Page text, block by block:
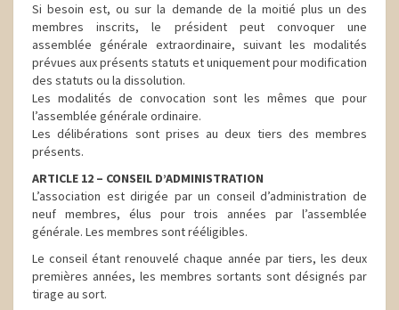
Si besoin est, ou sur la demande de la moitié plus un des
membres inscrits, le président peut convoquer une
assemblée générale extraordinaire, suivant les modalités
prévues aux présents statuts et uniquement pour modification
des statuts ou la dissolution.
Les modalités de convocation sont les mêmes que pour
l’assemblée générale ordinaire.
Les délibérations sont prises au deux tiers des membres
présents.
ARTICLE 12 – CONSEIL D’ADMINISTRATION
L’association est dirigée par un conseil d’administration de
neuf membres, élus pour trois années par l’assemblée
générale. Les membres sont rééligibles.
Le conseil étant renouvelé chaque année par tiers, les deux
premières années, les membres sortants sont désignés par
tirage au sort.